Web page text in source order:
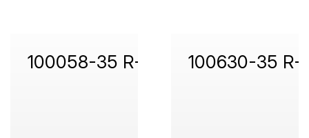
100058-35 R+C 100630-35